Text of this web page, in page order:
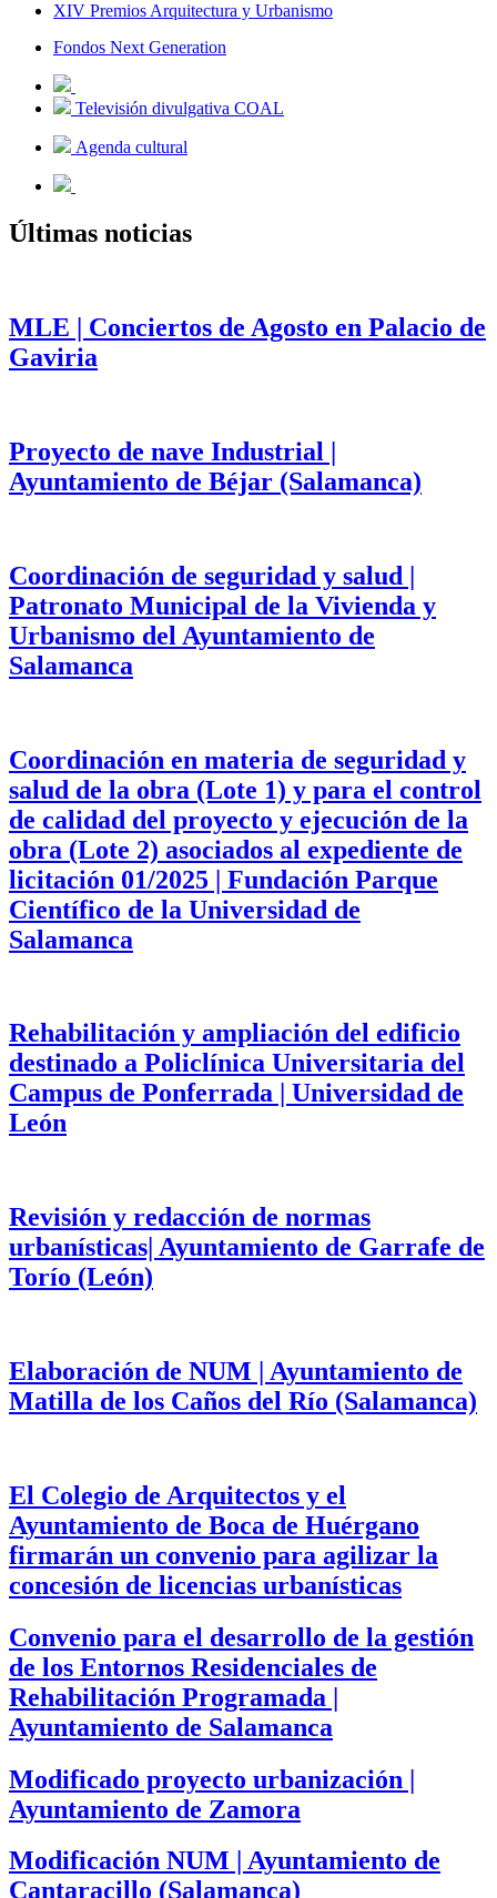
XIV Premios Arquitectura y Urbanismo
Fondos Next Generation
Televisión divulgativa COAL
Agenda cultural
Últimas noticias
MLE | Conciertos de Agosto en Palacio de
Gaviria
Proyecto de nave Industrial |
Ayuntamiento de Béjar (Salamanca)
Coordinación de seguridad y salud |
Patronato Municipal de la Vivienda y
Urbanismo del Ayuntamiento de
Salamanca
Coordinación en materia de seguridad y
salud de la obra (Lote 1) y para el control
de calidad del proyecto y ejecución de la
obra (Lote 2) asociados al expediente de
licitación 01/2025 | Fundación Parque
Científico de la Universidad de
Salamanca
Rehabilitación y ampliación del edificio
destinado a Policlínica Universitaria del
Campus de Ponferrada | Universidad de
León
Revisión y redacción de normas
urbanísticas| Ayuntamiento de Garrafe de
Torío (León)
Elaboración de NUM | Ayuntamiento de
Matilla de los Caños del Río (Salamanca)
El Colegio de Arquitectos y el
Ayuntamiento de Boca de Huérgano
firmarán un convenio para agilizar la
concesión de licencias urbanísticas
Convenio para el desarrollo de la gestión
de los Entornos Residenciales de
Rehabilitación Programada |
Ayuntamiento de Salamanca
Modificado proyecto urbanización |
Ayuntamiento de Zamora
Modificación NUM | Ayuntamiento de
Cantaracillo (Salamanca)